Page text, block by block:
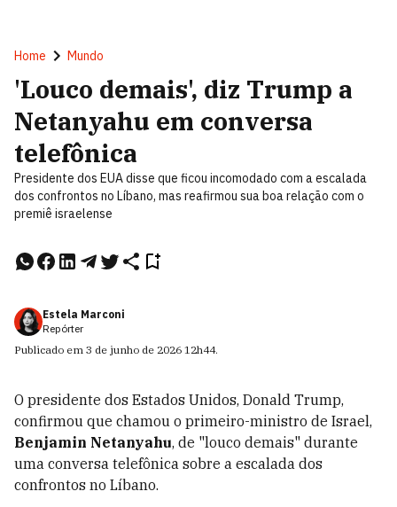
Home Mundo
'Louco demais', diz Trump a
Netanyahu em conversa
telefônica
Presidente dos EUA disse que ficou incomodado com a escalada
dos confrontos no Líbano, mas reafirmou sua boa relação com o
premiê israelense
Estela Marconi
Repórter
Publicado em 3 de junho de 2026 12h44.
O presidente dos Estados Unidos, Donald Trump,
confirmou que chamou o primeiro-ministro de Israel,
Benjamin Netanyahu, de "louco demais" durante
uma conversa telefônica sobre a escalada dos
confrontos no Líbano.